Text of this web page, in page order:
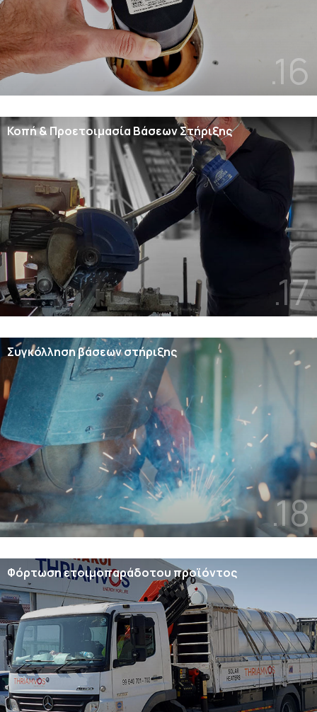
.16
Κοπή & Προετοιμασία Βάσεων Στήριξης
.17
Συγκόλληση βάσεων στήριξης
.18
Φόρτωση ετοιμοπαράδοτου προϊόντος